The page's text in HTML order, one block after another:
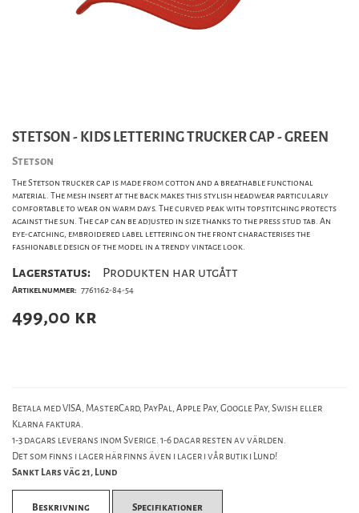
STETSON - KIDS LETTERING TRUCKER CAP - GREEN
Stetson
The Stetson trucker cap is made from cotton and a breathable functional
material. The mesh insert at the back makes this stylish headwear particularly
comfortable to wear on warm days. The curved peak with topstitching protects
against the sun. The cap can be adjusted in size thanks to the press stud tab. An
eye-catching, embroidered label lettering on the front characterises the
fashionable design of the model in a trendy vintage look.
Lagerstatus: Produkten har utgått
Artikelnummer: 7761162-84-54
499,00 kr
Betala med VISA, MasterCard, PayPal, Apple Pay, Google Pay, Swish eller
Klarna faktura.
1-3 dagars leverans inom Sverige. 1-6 dagar resten av världen.
Det som finns i lager här finns även i lager i vår butik i Lund!
Sankt Lars väg 21, Lund
Beskrivning Specifikationer